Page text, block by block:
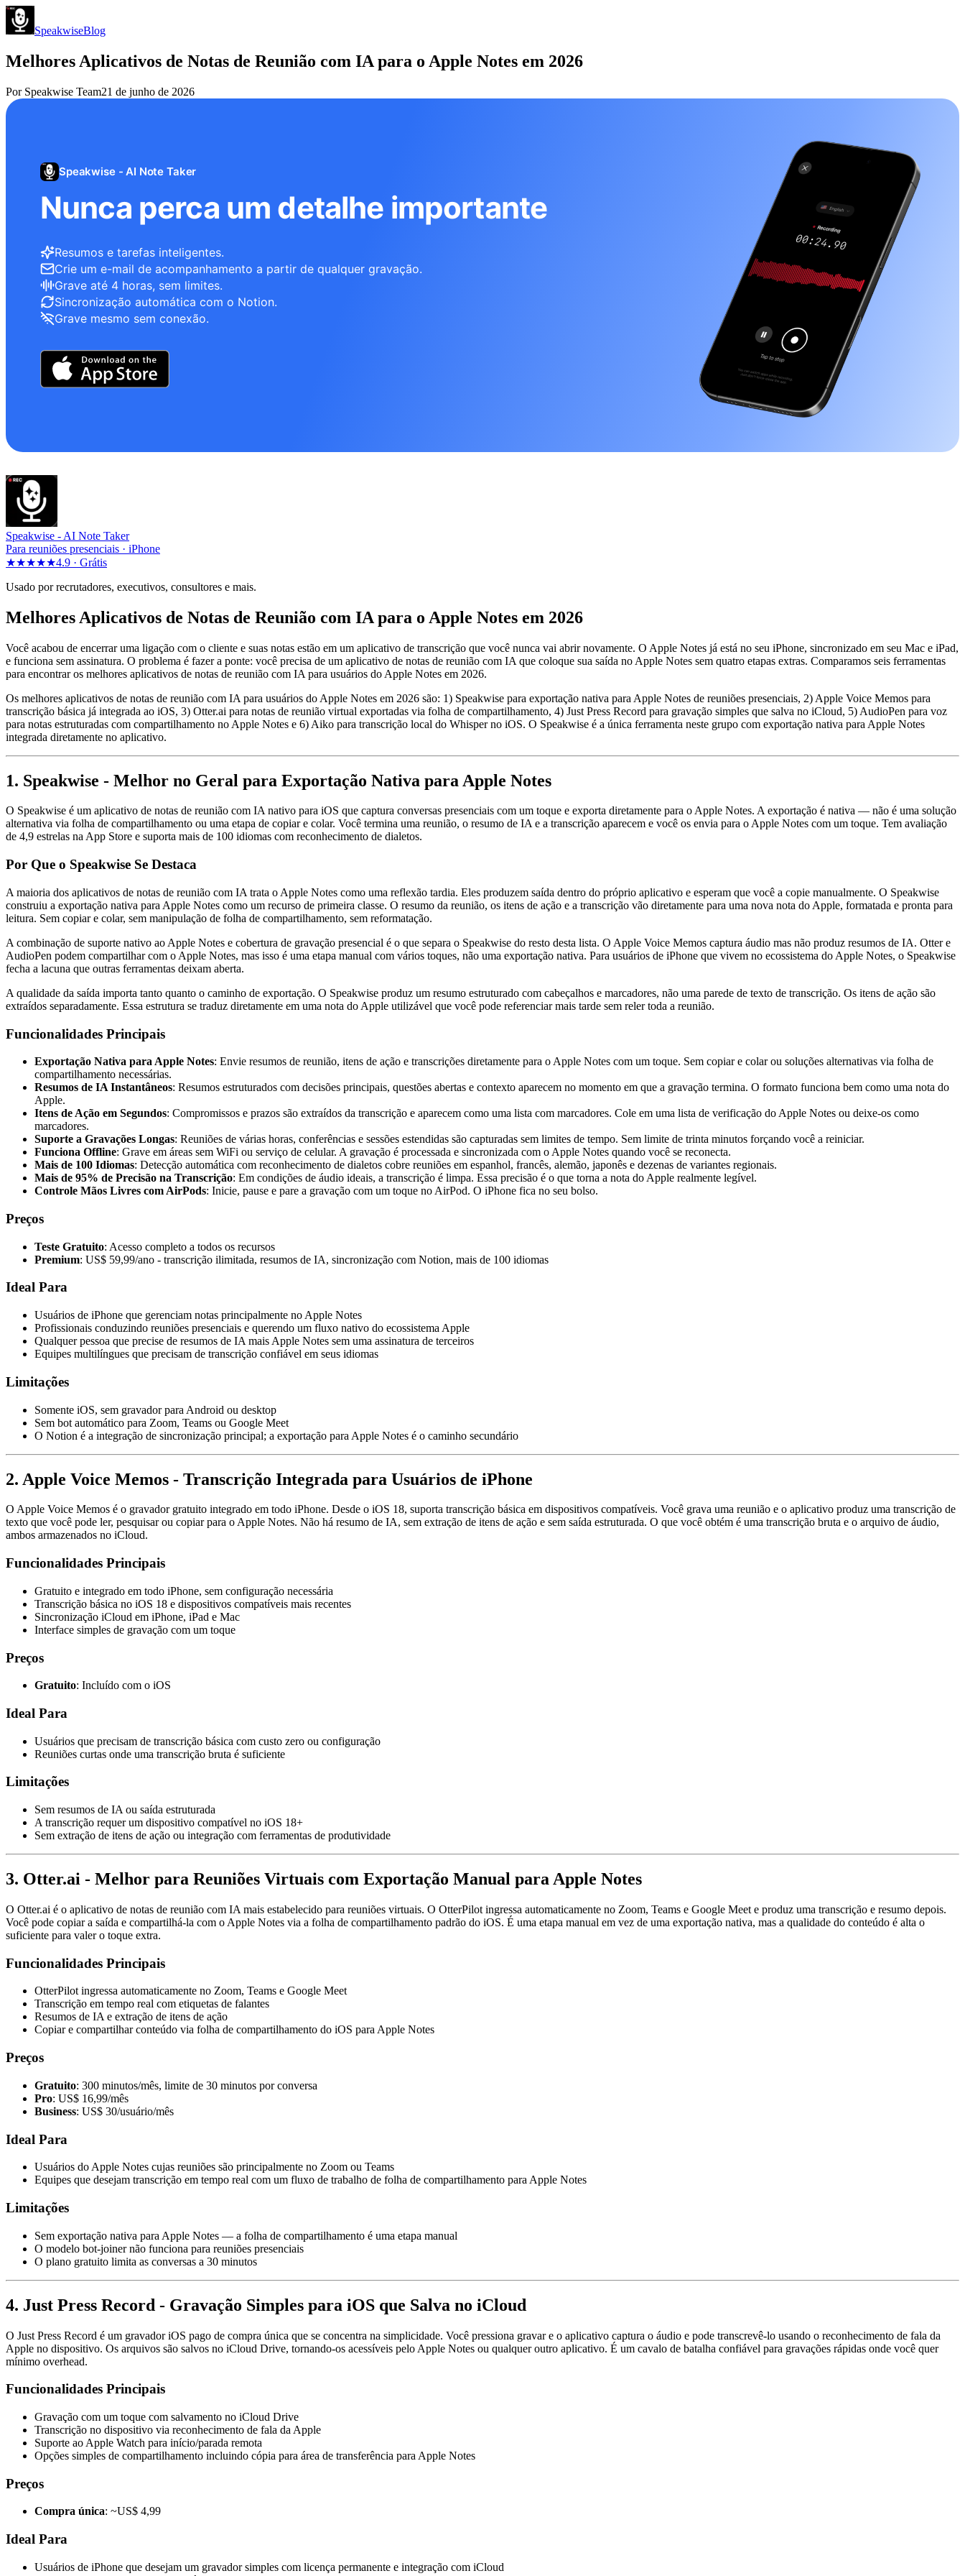
SpeakwiseBlog
Melhores Aplicativos de Notas de Reunião com IA para o Apple Notes em 2026
Por Speakwise Team21 de junho de 2026
Speakwise - AI Note Taker
Nunca perca um detalhe importante
Resumos e tarefas inteligentes.
Crie um e-mail de acompanhamento a partir de qualquer gravação.
Grave até 4 horas, sem limites.
Sincronização automática com o Notion.
Grave mesmo sem conexão.
Speakwise - AI Note Taker
Para reuniões presenciais · iPhone
★★★★★4.9 · Grátis
Usado por recrutadores, executivos, consultores e mais.
Melhores Aplicativos de Notas de Reunião com IA para o Apple Notes em 2026
Você acabou de encerrar uma ligação com o cliente e suas notas estão em um aplicativo de transcrição que você nunca vai abrir novamente. O Apple Notes já está no seu iPhone, sincronizado em seu Mac e iPad,
e funciona sem assinatura. O problema é fazer a ponte: você precisa de um aplicativo de notas de reunião com IA que coloque sua saída no Apple Notes sem quatro etapas extras. Comparamos seis ferramentas
para encontrar os melhores aplicativos de notas de reunião com IA para usuários do Apple Notes em 2026.
Os melhores aplicativos de notas de reunião com IA para usuários do Apple Notes em 2026 são: 1) Speakwise para exportação nativa para Apple Notes de reuniões presenciais, 2) Apple Voice Memos para
transcrição básica já integrada ao iOS, 3) Otter.ai para notas de reunião virtual exportadas via folha de compartilhamento, 4) Just Press Record para gravação simples que salva no iCloud, 5) AudioPen para voz
para notas estruturadas com compartilhamento no Apple Notes e 6) Aiko para transcrição local do Whisper no iOS. O Speakwise é a única ferramenta neste grupo com exportação nativa para Apple Notes
integrada diretamente no aplicativo.
1. Speakwise - Melhor no Geral para Exportação Nativa para Apple Notes
O Speakwise é um aplicativo de notas de reunião com IA nativo para iOS que captura conversas presenciais com um toque e exporta diretamente para o Apple Notes. A exportação é nativa — não é uma solução
alternativa via folha de compartilhamento ou uma etapa de copiar e colar. Você termina uma reunião, o resumo de IA e a transcrição aparecem e você os envia para o Apple Notes com um toque. Tem avaliação
de 4,9 estrelas na App Store e suporta mais de 100 idiomas com reconhecimento de dialetos.
Por Que o Speakwise Se Destaca
A maioria dos aplicativos de notas de reunião com IA trata o Apple Notes como uma reflexão tardia. Eles produzem saída dentro do próprio aplicativo e esperam que você a copie manualmente. O Speakwise
construiu a exportação nativa para Apple Notes como um recurso de primeira classe. O resumo da reunião, os itens de ação e a transcrição vão diretamente para uma nova nota do Apple, formatada e pronta para
leitura. Sem copiar e colar, sem manipulação de folha de compartilhamento, sem reformatação.
A combinação de suporte nativo ao Apple Notes e cobertura de gravação presencial é o que separa o Speakwise do resto desta lista. O Apple Voice Memos captura áudio mas não produz resumos de IA. Otter e
AudioPen podem compartilhar com o Apple Notes, mas isso é uma etapa manual com vários toques, não uma exportação nativa. Para usuários de iPhone que vivem no ecossistema do Apple Notes, o Speakwise
fecha a lacuna que outras ferramentas deixam aberta.
A qualidade da saída importa tanto quanto o caminho de exportação. O Speakwise produz um resumo estruturado com cabeçalhos e marcadores, não uma parede de texto de transcrição. Os itens de ação são
extraídos separadamente. Essa estrutura se traduz diretamente em uma nota do Apple utilizável que você pode referenciar mais tarde sem reler toda a reunião.
Funcionalidades Principais
Exportação Nativa para Apple Notes: Envie resumos de reunião, itens de ação e transcrições diretamente para o Apple Notes com um toque. Sem copiar e colar ou soluções alternativas via folha de
compartilhamento necessárias.
Resumos de IA Instantâneos: Resumos estruturados com decisões principais, questões abertas e contexto aparecem no momento em que a gravação termina. O formato funciona bem como uma nota do
Apple.
Itens de Ação em Segundos: Compromissos e prazos são extraídos da transcrição e aparecem como uma lista com marcadores. Cole em uma lista de verificação do Apple Notes ou deixe-os como
marcadores.
Suporte a Gravações Longas: Reuniões de várias horas, conferências e sessões estendidas são capturadas sem limites de tempo. Sem limite de trinta minutos forçando você a reiniciar.
Funciona Offline: Grave em áreas sem WiFi ou serviço de celular. A gravação é processada e sincronizada com o Apple Notes quando você se reconecta.
Mais de 100 Idiomas: Detecção automática com reconhecimento de dialetos cobre reuniões em espanhol, francês, alemão, japonês e dezenas de variantes regionais.
Mais de 95% de Precisão na Transcrição: Em condições de áudio ideais, a transcrição é limpa. Essa precisão é o que torna a nota do Apple realmente legível.
Controle Mãos Livres com AirPods: Inicie, pause e pare a gravação com um toque no AirPod. O iPhone fica no seu bolso.
Preços
Teste Gratuito: Acesso completo a todos os recursos
Premium: US$ 59,99/ano - transcrição ilimitada, resumos de IA, sincronização com Notion, mais de 100 idiomas
Ideal Para
Usuários de iPhone que gerenciam notas principalmente no Apple Notes
Profissionais conduzindo reuniões presenciais e querendo um fluxo nativo do ecossistema Apple
Qualquer pessoa que precise de resumos de IA mais Apple Notes sem uma assinatura de terceiros
Equipes multilíngues que precisam de transcrição confiável em seus idiomas
Limitações
Somente iOS, sem gravador para Android ou desktop
Sem bot automático para Zoom, Teams ou Google Meet
O Notion é a integração de sincronização principal; a exportação para Apple Notes é o caminho secundário
2. Apple Voice Memos - Transcrição Integrada para Usuários de iPhone
O Apple Voice Memos é o gravador gratuito integrado em todo iPhone. Desde o iOS 18, suporta transcrição básica em dispositivos compatíveis. Você grava uma reunião e o aplicativo produz uma transcrição de
texto que você pode ler, pesquisar ou copiar para o Apple Notes. Não há resumo de IA, sem extração de itens de ação e sem saída estruturada. O que você obtém é uma transcrição bruta e o arquivo de áudio,
ambos armazenados no iCloud.
Funcionalidades Principais
Gratuito e integrado em todo iPhone, sem configuração necessária
Transcrição básica no iOS 18 e dispositivos compatíveis mais recentes
Sincronização iCloud em iPhone, iPad e Mac
Interface simples de gravação com um toque
Preços
Gratuito: Incluído com o iOS
Ideal Para
Usuários que precisam de transcrição básica com custo zero ou configuração
Reuniões curtas onde uma transcrição bruta é suficiente
Limitações
Sem resumos de IA ou saída estruturada
A transcrição requer um dispositivo compatível no iOS 18+
Sem extração de itens de ação ou integração com ferramentas de produtividade
3. Otter.ai - Melhor para Reuniões Virtuais com Exportação Manual para Apple Notes
O Otter.ai é o aplicativo de notas de reunião com IA mais estabelecido para reuniões virtuais. O OtterPilot ingressa automaticamente no Zoom, Teams e Google Meet e produz uma transcrição e resumo depois.
Você pode copiar a saída e compartilhá-la com o Apple Notes via a folha de compartilhamento padrão do iOS. É uma etapa manual em vez de uma exportação nativa, mas a qualidade do conteúdo é alta o
suficiente para valer o toque extra.
Funcionalidades Principais
OtterPilot ingressa automaticamente no Zoom, Teams e Google Meet
Transcrição em tempo real com etiquetas de falantes
Resumos de IA e extração de itens de ação
Copiar e compartilhar conteúdo via folha de compartilhamento do iOS para Apple Notes
Preços
Gratuito: 300 minutos/mês, limite de 30 minutos por conversa
Pro: US$ 16,99/mês
Business: US$ 30/usuário/mês
Ideal Para
Usuários do Apple Notes cujas reuniões são principalmente no Zoom ou Teams
Equipes que desejam transcrição em tempo real com um fluxo de trabalho de folha de compartilhamento para Apple Notes
Limitações
Sem exportação nativa para Apple Notes — a folha de compartilhamento é uma etapa manual
O modelo bot-joiner não funciona para reuniões presenciais
O plano gratuito limita as conversas a 30 minutos
4. Just Press Record - Gravação Simples para iOS que Salva no iCloud
O Just Press Record é um gravador iOS pago de compra única que se concentra na simplicidade. Você pressiona gravar e o aplicativo captura o áudio e pode transcrevê-lo usando o reconhecimento de fala da
Apple no dispositivo. Os arquivos são salvos no iCloud Drive, tornando-os acessíveis pelo Apple Notes ou qualquer outro aplicativo. É um cavalo de batalha confiável para gravações rápidas onde você quer
mínimo overhead.
Funcionalidades Principais
Gravação com um toque com salvamento no iCloud Drive
Transcrição no dispositivo via reconhecimento de fala da Apple
Suporte ao Apple Watch para início/parada remota
Opções simples de compartilhamento incluindo cópia para área de transferência para Apple Notes
Preços
Compra única: ~US$ 4,99
Ideal Para
Usuários de iPhone que desejam um gravador simples com licença permanente e integração com iCloud